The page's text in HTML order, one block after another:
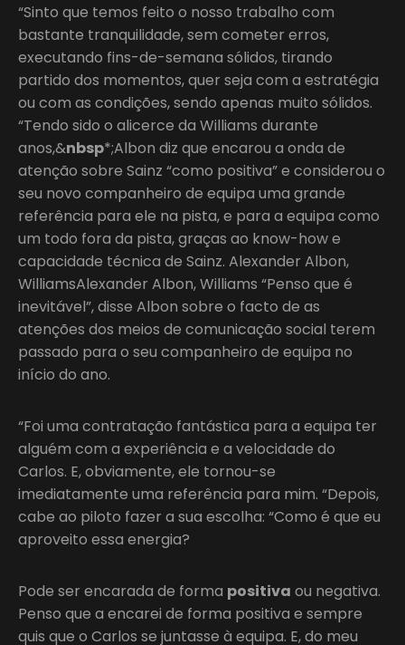
“Sinto que temos feito o nosso trabalho com
bastante tranquilidade, sem cometer erros,
executando fins-de-semana sólidos, tirando
partido dos momentos, quer seja com a estratégia
ou com as condições, sendo apenas muito sólidos.
“Tendo sido o alicerce da Williams durante
anos,&nbsp*;Albon diz que encarou a onda de
atenção sobre Sainz “como positiva” e considerou o
seu novo companheiro de equipa uma grande
referência para ele na pista, e para a equipa como
um todo fora da pista, graças ao know-how e
capacidade técnica de Sainz. Alexander Albon,
WilliamsAlexander Albon, Williams “Penso que é
inevitável”, disse Albon sobre o facto de as
atenções dos meios de comunicação social terem
passado para o seu companheiro de equipa no
início do ano.
“Foi uma contratação fantástica para a equipa ter
alguém com a experiência e a velocidade do
Carlos. E, obviamente, ele tornou-se
imediatamente uma referência para mim. “Depois,
cabe ao piloto fazer a sua escolha: “Como é que eu
aproveito essa energia?
Pode ser encarada de forma positiva ou negativa.
Penso que a encarei de forma positiva e sempre
quis que o Carlos se juntasse à equipa. E, do meu